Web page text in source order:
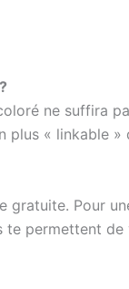
ne suffira
« linkable »
gratuite. Pour
te permettent